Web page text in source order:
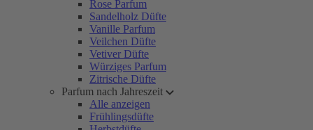
Rose Parfum
Sandelholz Düfte
Vanille Parfum
Veilchen Düfte
Vetiver Düfte
Würziges Parfum
Zitrische Düfte
Parfum nach Jahreszeit
Alle anzeigen
Frühlingsdüfte